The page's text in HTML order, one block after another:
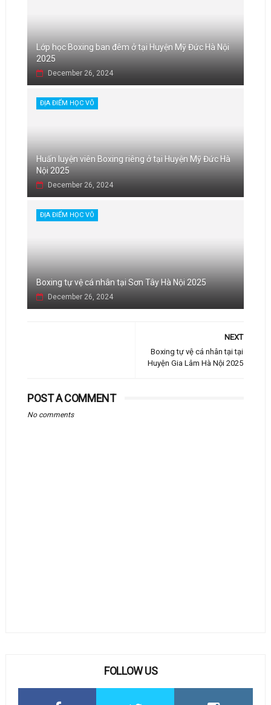
Lớp học Boxing ban đêm ở tại Huyện Mỹ Đức Hà Nội
2025
December 26, 2024
ĐỊA ĐIỂM HỌC VÕ
Huấn luyện viên Boxing riêng ở tại Huyện Mỹ Đức Hà
Nội 2025
December 26, 2024
ĐỊA ĐIỂM HỌC VÕ
Boxing tự vệ cá nhân tại Sơn Tây Hà Nội 2025
December 26, 2024
NEXT
Boxing tự vệ cá nhân tại tại
Huyện Gia Lâm Hà Nội 2025
POST A COMMENT
No comments
FOLLOW US